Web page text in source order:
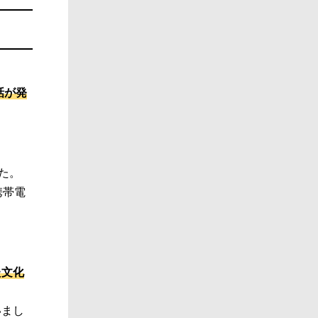
が発
。
帯電
化
し